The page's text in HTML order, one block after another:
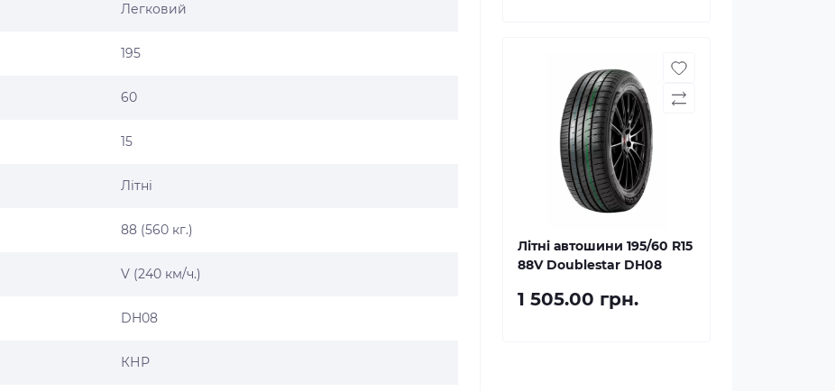
Легковий
195
60
15
Літні
88 (560 кг.)
V (240 км/ч.)
DH08
КНР
Літні автошини 195/60 R15
88V Doublestar DH08
1 505.00 грн.